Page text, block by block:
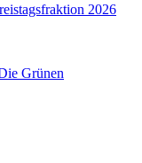
2026
Grünen